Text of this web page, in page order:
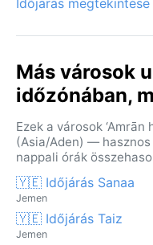
Más városok
időzónában,
Ezek a városok
(Asia/Aden) —
nappali órák
🇾🇪 Időjárás Sanaa
Jemen
🇾🇪 Időjárás Taiz
Jemen